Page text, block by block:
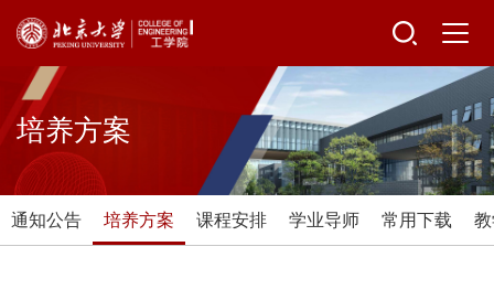
培养方案
通知公告 培养方案 课程安排 学业导师 常用下载